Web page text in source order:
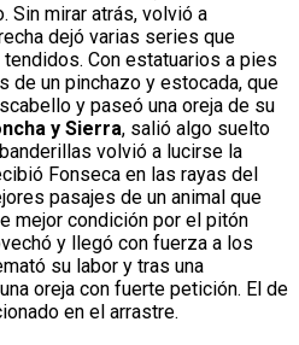
Sin mirar atrás, volvió a
dejó varias series que
Con estatuarios a pies
de un pinchazo y estocada, que
y paseó una oreja de su
y Sierra, salió algo suelto
volvió a lucirse la
Fonseca en las rayas del
pasajes de un animal que
mejor condición por el pitón
y llegó con fuerza a los
su labor y tras una
oreja con fuerte petición. El de
en el arrastre.